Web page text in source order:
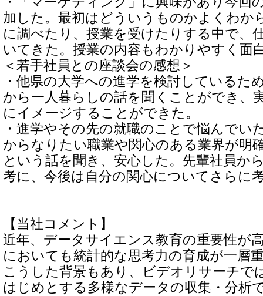
加した。最初はどういうものかよくわか
に調べたり、授業を受けたりする中で、
いてきた。授業の内容もわかりやすく面
＜若手社員との座談会の感想＞
・他県の大学への進学を検討しているた
から一人暮らしの話を聞くことができ、
にイメージすることができた。
・進学やその先の就職のことで悩んでい
からなりたい職業や関心のある業界が明
という話を聞き、安心した。先輩社員か
考に、今後は自分の関心についてさらに
【当社コメント】
近年、データサイエンス教育の重要性が
においても統計的な思考力の育成が一層
こうした背景もあり、ビデオリサーチで
はじめとする多様なデータの収集・分析